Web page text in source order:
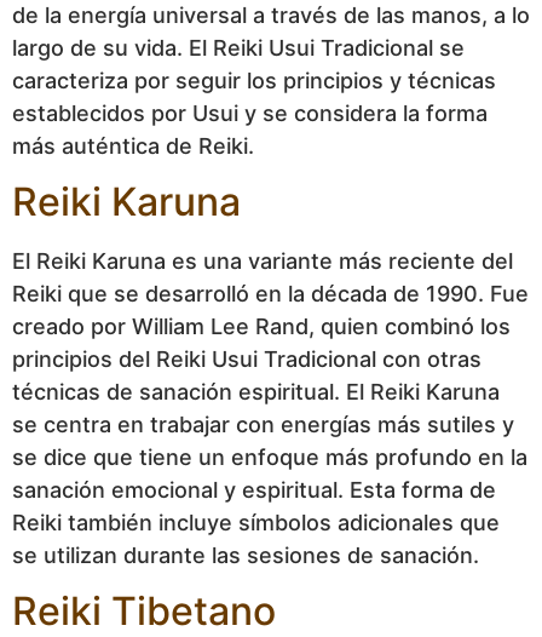
de la energía universal a través de las manos, a lo
largo de su vida. El Reiki Usui Tradicional se
caracteriza por seguir los principios y técnicas
establecidos por Usui y se considera la forma
más auténtica de Reiki.
Reiki Karuna
El Reiki Karuna es una variante más reciente del
Reiki que se desarrolló en la década de 1990. Fue
creado por William Lee Rand, quien combinó los
principios del Reiki Usui Tradicional con otras
técnicas de sanación espiritual. El Reiki Karuna
se centra en trabajar con energías más sutiles y
se dice que tiene un enfoque más profundo en la
sanación emocional y espiritual. Esta forma de
Reiki también incluye símbolos adicionales que
se utilizan durante las sesiones de sanación.
Reiki Tibetano